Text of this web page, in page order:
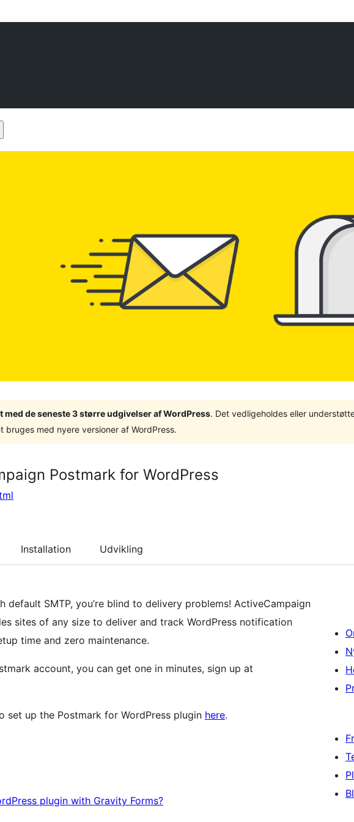
med de seneste 3 større udgivelser af WordPress. Det vedligeholdes eller
med nyere versioner af WordPress.
Postmark for WordPress
Installation Udvikling
default SMTP, you’re blind to delivery problems! ActiveCampaign
sites of any size to deliver and track WordPress notification
time and zero maintenance.
account, you can get one in minutes, sign up at
set up the Postmark for WordPress plugin here.
plugin with Gravity Forms?